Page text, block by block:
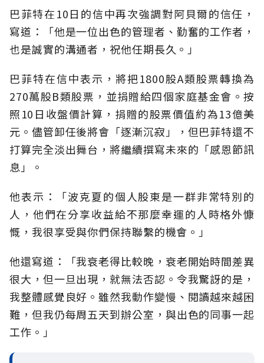
巴菲特在10日的信中再次強調對阿貝爾的信任，
寫道：「他是一位出色的管理者、勤奮的工作者，
也是誠實的溝通者，祝他任期長久。」
巴菲特在信中表示，將把1800股A類股票轉換為
270萬股B類股票，並捐贈給四個家庭基金會。按
照10日收盤價計算，捐贈的股票價值約為13億美
元。儘管卸任後將會「逐漸沉寂」，但巴菲特還不
打算完全淡出舞台，將繼續撰寫未來的「感恩節訊
息」。
他表示：「波克夏的個人股東是一群非常特別的
人，他們在分享收益給不那麼幸運的人時格外慷
慨，我很享受與你們保持聯繫的機會。」
他還寫道：「我衰老得比較晚，衰老開始時間差異
很大，但一旦出現，就無法否認。令我驚訝的是，
我整體感覺良好。雖然我動作變慢、閱讀越來越困
難，但我仍每周五天到辦公室，與出色的同事一起
工作。」